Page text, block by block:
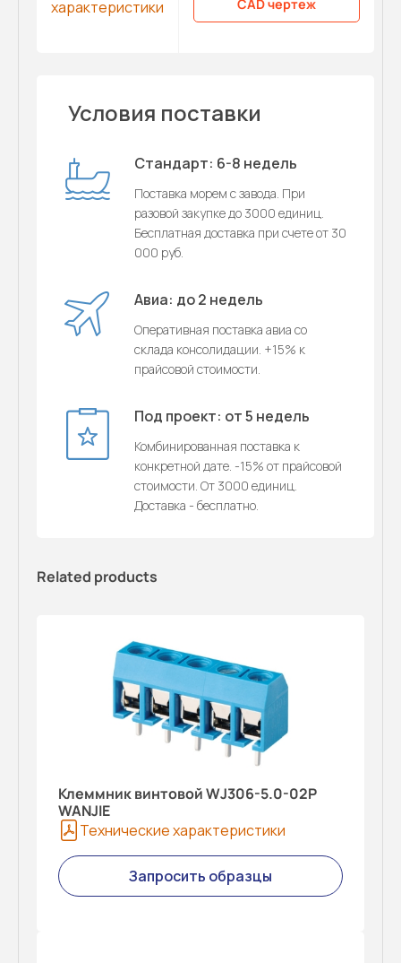
характеристики CAD чертеж
Условия поставки
Стандарт: 6-8 недель
Поставка морем с завода. При
разовой закупке до 3000 единиц.
Бесплатная доставка при счете от 30
000 руб.
Авиа: до 2 недель
Оперативная поставка авиа со
склада консолидации. +15% к
прайсовой стоимости.
Под проект: от 5 недель
Комбинированная поставка к
конкретной дате. -15% от прайсовой
стоимости. От 3000 единиц.
Доставка - бесплатно.
Related products
Клеммник винтовой WJ306-5.0-02P
WANJIE
Технические характеристики
Запросить образцы